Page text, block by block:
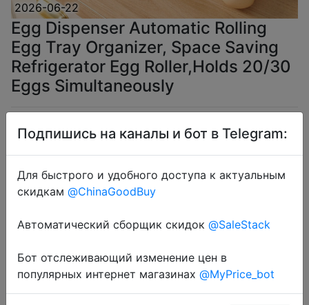
2026-06-22
Egg Dispenser Automatic Rolling
Egg Tray Organizer, Space Saving
Refrigerator Egg Roller,Holds 20/30
Eggs Simultaneously
$2.09
Coins
Перейти в магазин
Подпишись на каналы и бот в Telegram:
Для быстрого и удобного доступа к актуальным
скидкам @ChinaGoodBuy
Автоматический сборщик скидок @SaleStack
Бот отслеживающий изменение цен в
популярных интернет магазинах @MyPrice_bot